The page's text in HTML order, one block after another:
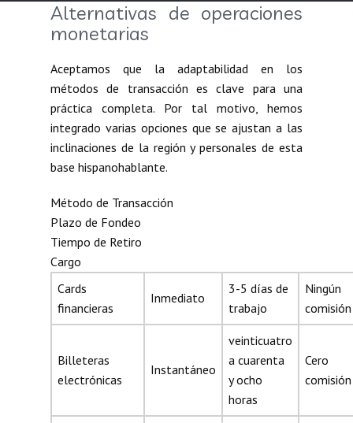
Alternativas de operaciones
monetarias
Aceptamos que la adaptabilidad en los
métodos de transacción es clave para una
práctica completa. Por tal motivo, hemos
integrado varias opciones que se ajustan a las
inclinaciones de la región y personales de esta
base hispanohablante.
Método de Transacción
Plazo de Fondeo
Tiempo de Retiro
Cargo
Cards
financieras
Inmediato
3-5 días de
trabajo
Ningún
comisión
Billeteras
electrónicas
Instantáneo
veinticuatro
a cuarenta
y ocho
horas
Cero
comisión